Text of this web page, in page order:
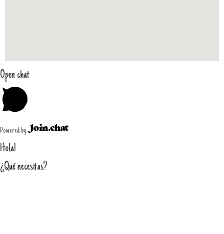
Open chat
Powered by
Hola!
¿Qué necesitas?